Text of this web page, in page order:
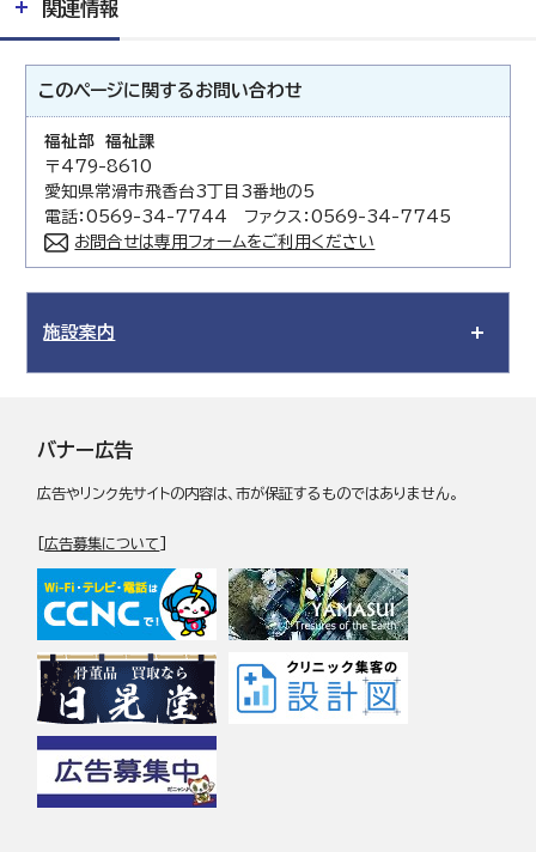
関連情報
このページに関する お問い合わせ
福祉部 福祉課
〒479-8610
愛知県常滑市飛香台3丁目3番地の5
電話：0569-34-7744 ファクス：0569-34-7745
お問合せは専用フォームをご利用ください
施設案内
バナー広告
広告やリンク先サイトの内容は、市が保証するものではありません。
[広告募集について